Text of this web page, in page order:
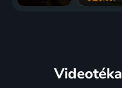
Videotéka